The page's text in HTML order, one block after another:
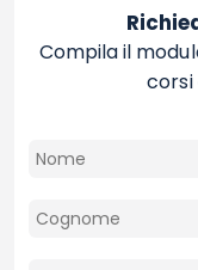
Compila il
corsi